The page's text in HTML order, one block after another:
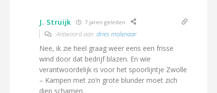
J. Struijk 7 jaren geleden
Antwoord aan dries molenaar
Nee, ik zie heel graag weer eens een frisse
wind door dat bedrijf blazen. En wie
verantwoordelijk is voor het spoorlijntje Zwolle
– Kampen met zo’n grote blunder moet zich
diep schamen.